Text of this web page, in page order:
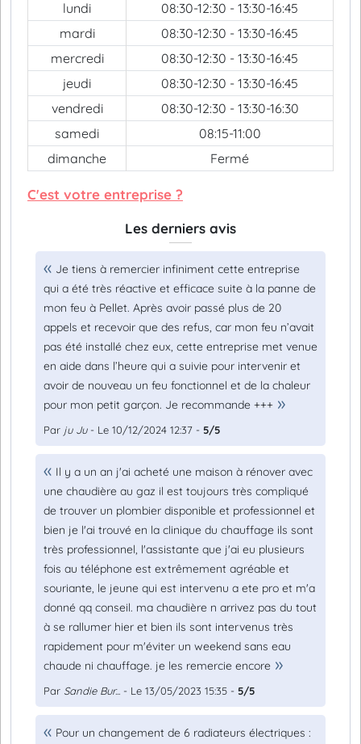
lundi
08:30-12:30 - 13:30-16:45
mardi
08:30-12:30 - 13:30-16:45
mercredi
08:30-12:30 - 13:30-16:45
jeudi
08:30-12:30 - 13:30-16:45
vendredi
08:30-12:30 - 13:30-16:30
samedi
08:15-11:00
dimanche
Fermé
C'est votre entreprise ?
Les derniers avis
Je tiens à remercier infiniment cette entreprise
qui a été très réactive et efficace suite à la panne de
mon feu à Pellet. Après avoir passé plus de 20
appels et recevoir que des refus, car mon feu n’avait
pas été installé chez eux, cette entreprise met venue
en aide dans l’heure qui a suivie pour intervenir et
avoir de nouveau un feu fonctionnel et de la chaleur
pour mon petit garçon. Je recommande +++
Par ju Ju- Le 10/12/2024 12:37 - 5/5
Il y a un an j'ai acheté une maison à rénover avec
une chaudière au gaz il est toujours très compliqué
de trouver un plombier disponible et professionnel et
bien je l'ai trouvé en la clinique du chauffage ils sont
très professionnel, l'assistante que j'ai eu plusieurs
fois au téléphone est extrêmement agréable et
souriante, le jeune qui est intervenu a ete pro et m'a
donné qq conseil. ma chaudière n arrivez pas du tout
à se rallumer hier et bien ils sont intervenus très
rapidement pour m'éviter un weekend sans eau
chaude ni chauffage. je les remercie encore
Par Sandie Bur... - Le 13/05/2023 15:35 - 5/5
Pour un changement de 6 radiateurs électriques :